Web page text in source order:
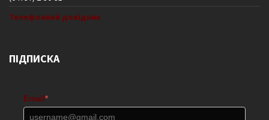
Телефонний довідник
ПІДПИСКА
Email *